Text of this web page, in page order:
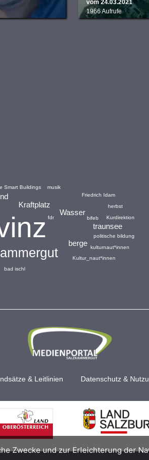
vom 24.03.2021
1966 Aufrufe
Wasser
Kraftplatz
traunsee
berge
Kurdirektion
bifeb
fdr
politische bildung
kulturnaut*innen
Smart Buildings
herbst
Kultur_naut*innen
bad ischl
musik
Friedrich Idam
& Leitlinien Datenschutz &
Zwecke und zur Erleichterung der